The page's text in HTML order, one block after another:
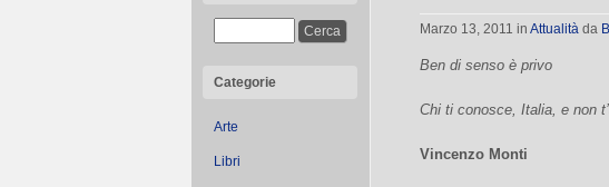
Categorie
Arte
Libri
Marzo 13, 2011 in Attualità da
Ben di senso è privo
Chi ti conosce, Italia, e non
Vincenzo Monti